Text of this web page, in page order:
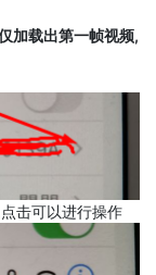
加载出第一帧视频,
击可以进行操作